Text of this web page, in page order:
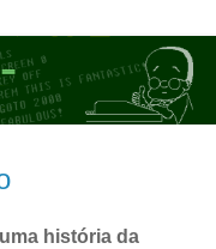
história da